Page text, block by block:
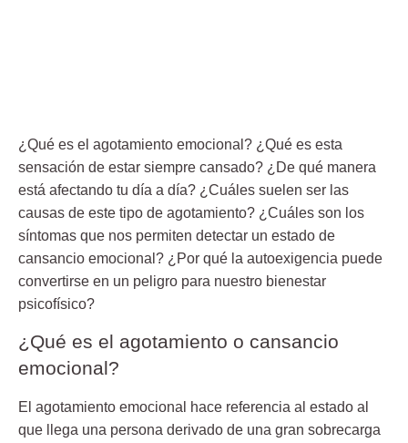
¿Qué es el agotamiento emocional? ¿Qué es esta
sensación de estar siempre cansado? ¿De qué manera
está afectando tu día a día? ¿Cuáles suelen ser las
causas de este tipo de agotamiento? ¿Cuáles son los
síntomas que nos permiten detectar un estado de
cansancio emocional? ¿Por qué la autoexigencia puede
convertirse en un peligro para nuestro bienestar
psicofísico?
¿Qué es el agotamiento o cansancio
emocional?
El agotamiento emocional hace referencia al estado al
que llega una persona derivado de una gran sobrecarga